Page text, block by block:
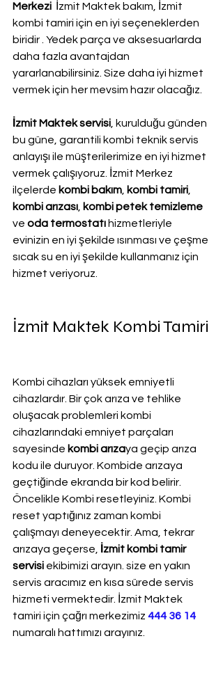
Merkezi
İzmit Maktek bakım, İzmit
kombi tamiri için en iyi seçeneklerden
biridir . Yedek parça ve aksesuarlarda
daha fazla avantajdan
yararlanabilirsiniz. Size daha iyi hizmet
vermek için her mevsim hazır olacağız.
İzmit Maktek servisi , kurulduğu günden
bu güne, garantili kombi teknik servis
anlayışı ile müşterilerimize en iyi hizmet
vermek çalışıyoruz. İzmit Merkez
ilçelerde kombi bakım kombi tamiri
kombi arızası kombi petek temizleme
ve oda termostatı hizmetleriyle
evinizin en iyi şekilde ısınması ve çeşme
sıcak su en iyi şekilde kullanmanız için
hizmet veriyoruz.
İzmit Maktek Kombi Tamiri
Kombi cihazları yüksek emniyetli
cihazlardır. Bir çok arıza ve tehlike
oluşacak problemleri kombi
cihazlarındaki emniyet parçaları
sayesinde kombi arızaya geçip arıza
kodu ile duruyor. Kombide arızaya
geçtiğinde ekranda bir kod belirir.
Öncelikle Kombi resetleyiniz. Kombi
reset yaptığınız zaman kombi
çalışmayı deneyecektir. Ama, tekrar
arızaya geçerse,
İzmit kombi tamir
servisi ekibimizi arayın. size en yakın
servis aracımız en kısa sürede servis
hizmeti vermektedir. İzmit Maktek
tamiri için çağrı merkezimiz 444 36 14
numaralı hattımızı arayınız.